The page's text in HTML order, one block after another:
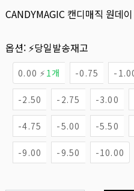
CANDYMAGIC 캔디매직 원데
옵션: ⚡당일발송재고
0.00 ⚡ 1개 -0.75 -
-2.50 -2.75 -3.00
-4.75 -5.00 -5.50
-9.00 -9.50 -10.00